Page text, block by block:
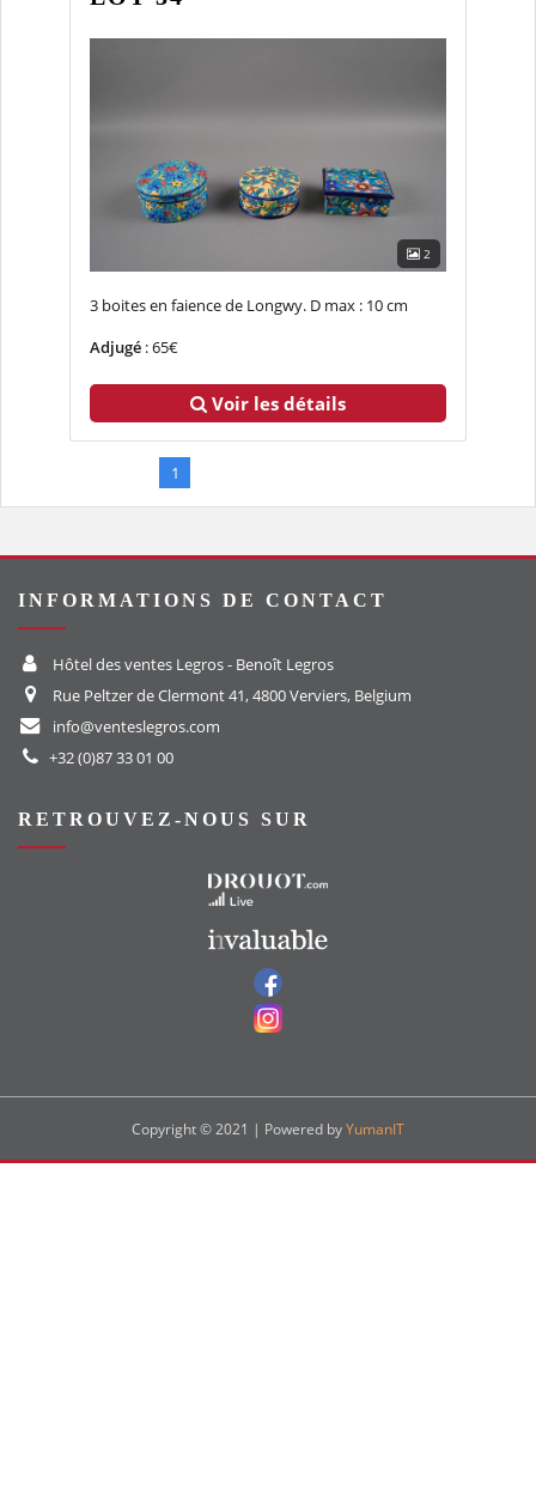
2
3 boites en faience de Longwy. D max : 10 cm
Adjugé: 65€
Voir les détails
1
INFORMATIONS DE CONTACT
Hôtel des ventes Legros - Benoît Legros
Rue Peltzer de Clermont 41, 4800 Verviers, Belgium
info@venteslegros.com
+32 (0)87 33 01 00
RETROUVEZ-NOUS SUR
Vers notre groupe Facebook
Vers notre page Instagram
Copyright © 2021 | Powered byYumanIT